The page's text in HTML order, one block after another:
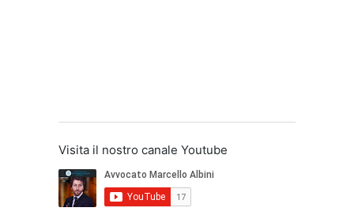
Visita il nostro canale Youtube